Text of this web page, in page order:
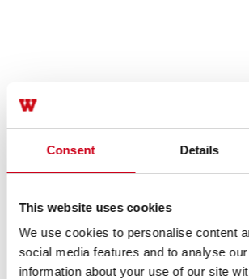
Consent Details
This website uses cookies
We use cookies to personalise content
social media features and to analyse
information about your use of our site